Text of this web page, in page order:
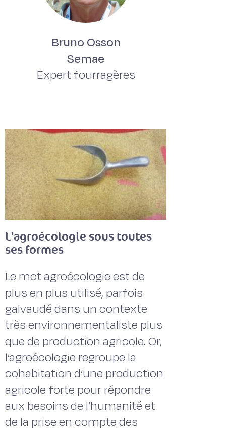
Bruno Osson
Semae
Expert fourragères
L'agroécologie sous toutes
ses formes
Le mot agroécologie est de
plus en plus utilisé, parfois
galvaudé dans un contexte
très environnementaliste plus
que de production agricole. Or,
l’agroécologie regroupe la
cohabitation d’une production
agricole forte pour répondre
aux besoins de l’humanité et
de la prise en compte des